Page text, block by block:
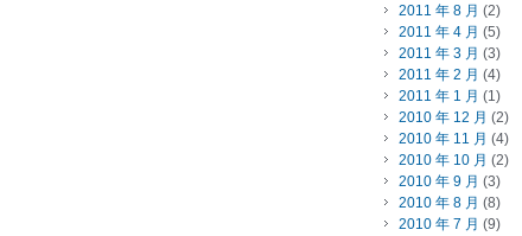
2011 年 8 月 (2)
2011 年 4 月 (5)
2011 年 3 月 (3)
2011 年 2 月 (4)
2011 年 1 月 (1)
2010 年 12 月 (2)
2010 年 11 月 (4)
2010 年 10 月 (2)
2010 年 9 月 (3)
2010 年 8 月 (8)
2010 年 7 月 (9)